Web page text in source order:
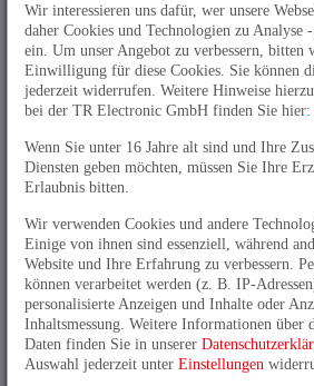
parametrierbaren Encoder
Strichzahl je Umdrehung kann
gesamten Bereich bis 65 536 frei
Die Breite des Nullimpulses und die
auf die Encoderspuren lässt sich
Bedürfnisse Ihrer Steuerung
kann elektronisch justiert werden -
elektronisch setzen, fertig. Die
kann zwischen 4,5 und 32 V DC
Ausgangspegel sind entweder
Versorgungsspannung oder auf TTL
Parametriert wird komfortabel per PC-
USB-Adapter. Schon für Neuanlagen
einstellbaren Inkrementaldrehgeber
Problemlöser in Lager und Logistig.
mehr profitieren Wartung und
Bestandsanlagen vom "einer-für-
Ein Ersatzteil kann für alle
Wir interessieren uns dafür, wer unsere
daher Cookies und Technologien zu Analyse
ein. Um unser Angebot zu verbessern, bitten
Einwilligung für diese Cookies. Sie können
jederzeit widerrufen. Weitere Hinweise
bei der TR Electronic GmbH finden Sie
Wenn Sie unter 16 Jahre alt sind und Ihre
Diensten geben möchten, müssen Sie Ihre
Erlaubnis bitten.
Wir verwenden Cookies und andere
Einige von ihnen sind essenziell, während
Website und Ihre Erfahrung zu verbessern.
können verarbeitet werden (z. B. IP-
personalisierte Anzeigen und Inhalte oder
Inhaltsmessung. Weitere Informationen über
Daten finden Sie in unserer
Auswahl jederzeit unterEinstellungen